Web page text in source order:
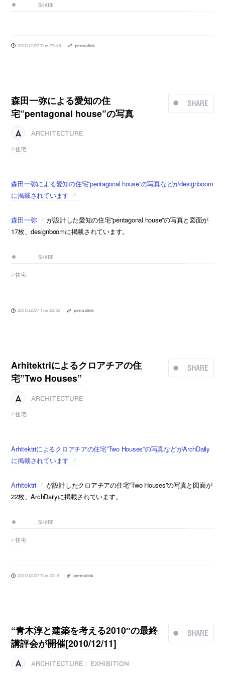
SHARE
2010.12.07 Tue 23:49 permalink
SHARE
森田一弥による愛知の住
宅”pentagonal house”の写真
ARCHITECTURE
住宅
森田一弥による愛知の住宅”pentagonal house”の写真などがdesignboom
に掲載されています
森田一弥
が設計した愛知の住宅”pentagonal house”の写真と図面が
17枚、designboomに掲載されています。
SHARE
住宅
2010.12.07 Tue 23:33 permalink
SHARE
Arhitektriによるクロアチアの住
宅”Two Houses”
ARCHITECTURE
住宅
Arhitektriによるクロアチアの住宅”Two Houses”の写真などがArchDaily
に掲載されています
Arhitektri
が設計したクロアチアの住宅”Two Houses”の写真と図面が
22枚、ArchDailyに掲載されています。
SHARE
住宅
2010.12.07 Tue 23:19 permalink
SHARE
“青木淳と建築を考える2010″の最終
講評会が開催[2010/12/11]
ARCHITECTURE EXHIBITION